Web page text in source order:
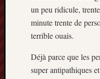
un peu ridicule,
minute trente de
terrible ouais.
Déjà parce que les
super antipathiques